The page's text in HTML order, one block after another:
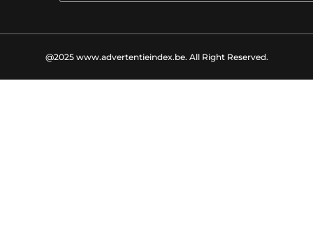
@2025 www.advertentieindex.be. All Right Reserved.​